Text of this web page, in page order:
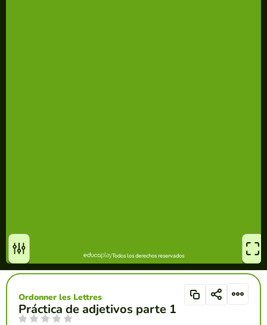
Práctica de adjetivos parte 1
Ordonner les Lettres